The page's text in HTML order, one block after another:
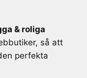
& roliga
så att
perfekta